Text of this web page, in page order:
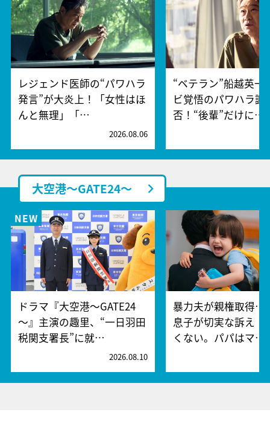
レジェンド医師の“パワハラ
発言”が大炎上！「女性はほ
んと無理」「…
2026.08.06
“ベテラン”船越英一
ビ覚悟のパワハラ謝
否！“後輩”だけに…
大空港～GATE24～
ドラマ『大空港～GATE24
～』主演の趣里、“一日羽田
税関支署長”に就…
2026.08.10
暴力夫が親権取得…
息子が切実な訴え「
くない。パパはマ…